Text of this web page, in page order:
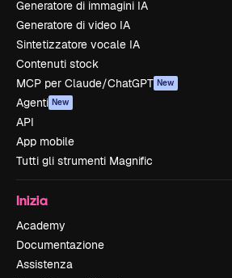
Generatore di immagini IA
Generatore di video IA
Sintetizzatore vocale IA
Contenuti stock
MCP per Claude/ChatGPT New
Agenti New
API
App mobile
Tutti gli strumenti Magnific
Inizia
Academy
Documentazione
Assistenza